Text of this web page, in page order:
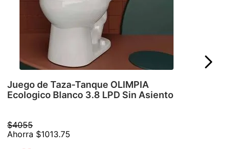
Juego de Taza-Tanque OLIMPIA
Ecologico Blanco 3.8 LPD Sin Asiento
$4055
Ahorra $1013.75